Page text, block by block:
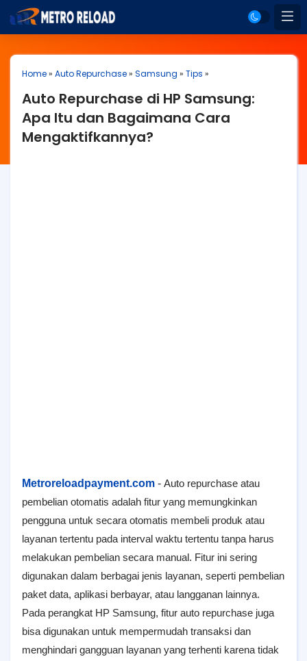
Home» Auto Repurchase» Samsung » Tips »
Auto Repurchase di HP Samsung:
Apa Itu dan Bagaimana Cara
Mengaktifkannya?
Metroreloadpayment.com - Auto repurchase atau
pembelian otomatis adalah fitur yang memungkinkan
pengguna untuk secara otomatis membeli produk atau
layanan tertentu pada interval waktu tertentu tanpa harus
melakukan pembelian secara manual. Fitur ini sering
digunakan dalam berbagai jenis layanan, seperti pembelian
paket data, aplikasi berbayar, atau langganan lainnya.
Pada perangkat HP Samsung, fitur auto repurchase juga
bisa digunakan untuk mempermudah transaksi dan
menghindari gangguan layanan yang terhenti karena tidak